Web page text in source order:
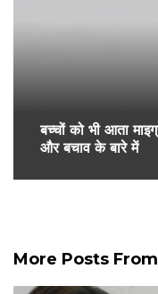
बच्चों को भी आता
और बचाव के बारे में
More Posts